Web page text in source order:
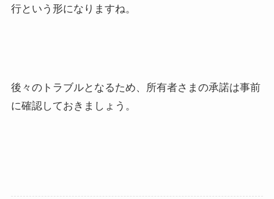
行という形になりますね。
後々のトラブルとなるため、所有者さまの承諾は事前
に確認しておきましょう。